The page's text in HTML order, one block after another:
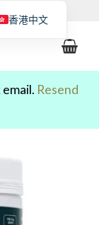
咖啡館
Resend
香港中文